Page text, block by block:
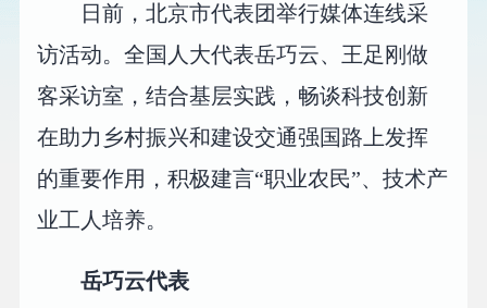
日前，北京市代表团举行媒体连线采
访活动。全国人大代表岳巧云、王足刚做
客采访室，结合基层实践，畅谈科技创新
在助力乡村振兴和建设交通强国路上发挥
的重要作用，积极建言“职业农民”、技术产
业工人培养。
岳巧云代表